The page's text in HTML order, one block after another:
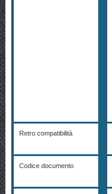
Retro compatibilità
Codice documento